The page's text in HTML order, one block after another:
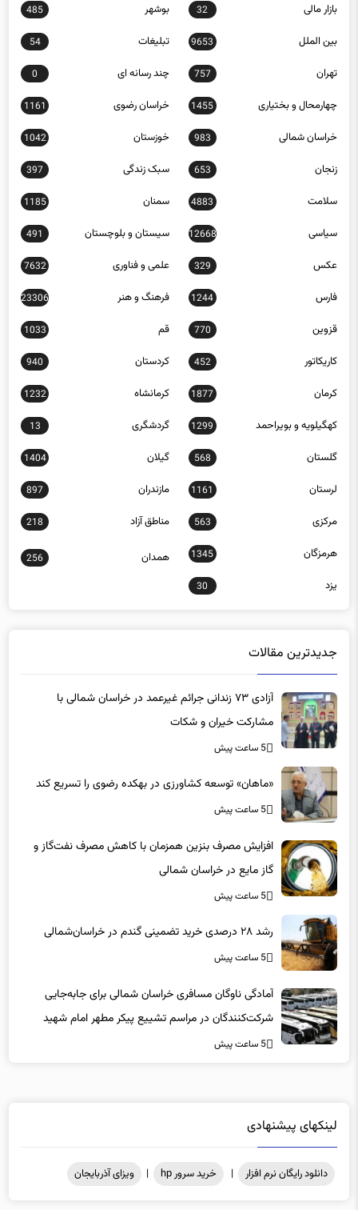
بازار مالی 32 بوشهر 485
بین الملل 9653 تبلیغات 54
تهران 757 چند رسانه ای 0
چهارمحال و بختیاری 1455 خراسان رضوی 1161
خراسان شمالی 983 خوزستان 1042
زنجان 653 سبک زندگی 397
سلامت 4883 سمنان 1185
سیاسی 12668 سیستان و بلوچستان 491
عکس 329 علمی و فناوری 7632
فارس 1244 فرهنگ و هنر 23306
قزوین 770 قم 1033
کاریکاتور 452 کردستان 940
کرمان 1877 کرمانشاه 1232
کهگیلویه و بویراحمد 1299 گردشگری 13
گلستان 568 گیلان 1404
لرستان 1161 مازندران 897
مرکزی 563 مناطق آزاد 218
هرمزگان 1345 همدان 256
یزد 30
جدیدترین مقالات
آزادی ۷۳ زندانی جرائم غیرعمد در خراسان شمالی با
مشارکت خیران و شکات
5 ساعت پیش
«ماهان» توسعه کشاورزی در بهکده رضوی را تسریع کند
5 ساعت پیش
افزایش مصرف بنزین همزمان با کاهش مصرف نفت‌گاز و
گاز مایع در خراسان شمالی
5 ساعت پیش
رشد ۲۸ درصدی خرید تضمینی گندم در خراسان‌شمالی
5 ساعت پیش
آمادگی ناوگان مسافری خراسان شمالی برای جابه‌جایی
شرکت‌کنندگان در مراسم تشییع پیکر مطهر امام شهید
5 ساعت پیش
لینکهای پیشنهادی
دانلود رایگان نرم افزار | خرید سرور hp | ویزای آذربایجان